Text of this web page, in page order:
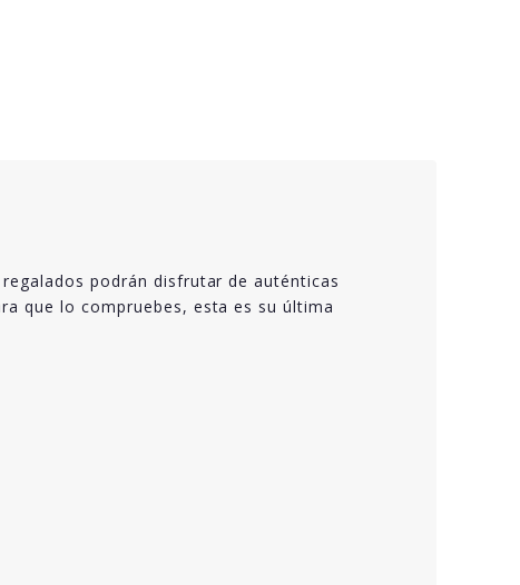
podrán disfrutar de auténticas
que lo compruebes, esta es su última